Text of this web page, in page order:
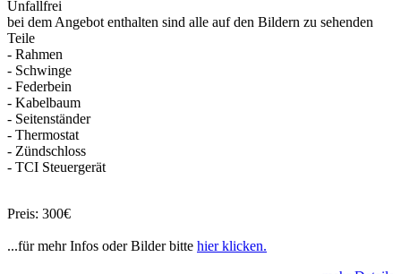
Unfallfrei
bei dem Angebot enthalten sind alle auf den Bildern zu sehenden
Teile
- Rahmen
- Schwinge
- Federbein
- Kabelbaum
- Seitenständer
- Thermostat
- Zündschloss
- TCI Steuergerät
Preis: 300€
...für mehr Infos oder Bilder bitte hier klicken.